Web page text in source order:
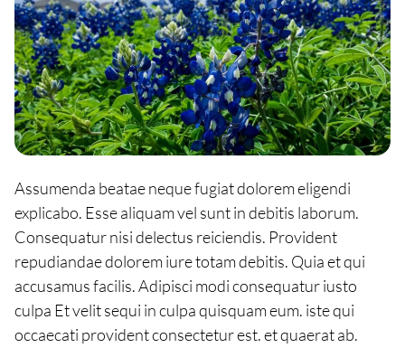
Assumenda beatae neque fugiat dolorem eligendi
explicabo. Esse aliquam vel sunt in debitis laborum.
Consequatur nisi delectus reiciendis. Provident
repudiandae dolorem iure totam debitis. Quia et qui
accusamus facilis. Adipisci modi consequatur iusto
culpa Et velit sequi in culpa quisquam eum. iste qui
occaecati provident consectetur est. et quaerat ab.